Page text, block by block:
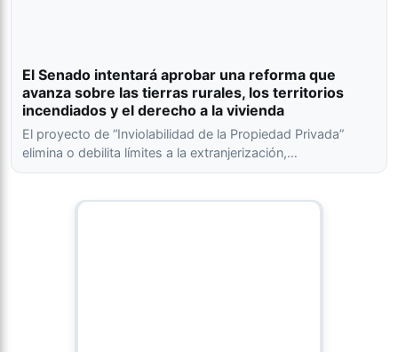
El Senado intentará aprobar una reforma que
avanza sobre las tierras rurales, los territorios
incendiados y el derecho a la vivienda
El proyecto de “Inviolabilidad de la Propiedad Privada”
elimina o debilita límites a la extranjerización,…